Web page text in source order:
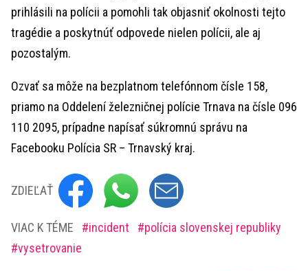
prihlásili na polícii a pomohli tak objasniť okolnosti tejto
tragédie a poskytnúť odpovede nielen polícii, ale aj
pozostalým.
Ozvať sa môže na bezplatnom telefónnom čísle 158,
priamo na Oddelení železničnej polície Trnava na čísle 096
110 2095, prípadne napísať súkromnú správu na
Facebooku Polícia SR – Trnavský kraj.
ZDIEĽAŤ
VIAC K TÉME incident
polícia slovenskej republiky
vysetrovanie